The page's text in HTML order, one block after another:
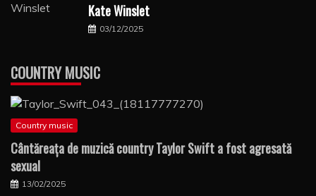
Kate Winslet
03/12/2025
COUNTRY MUSIC
Country music
Cântăreaţa de muzică country Taylor Swift a fost agresată
sexual
13/02/2025